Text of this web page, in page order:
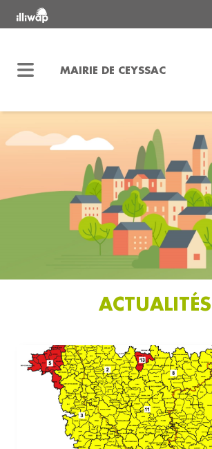
MAIRIE DE CEYSSAC
ACTUALITÉS